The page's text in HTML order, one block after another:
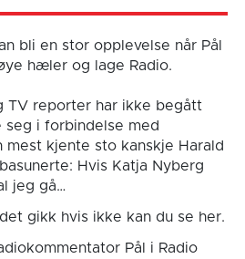
bli en stor opplevelse når Pål
hæler og lage Radio.
TV reporter har ikke begått
seg i forbindelse med
mest kjente sto kanskje Harald
Hvis Katja Nyberg
jeg gå…
gikk hvis ikke kan du se her.
Pål i Radio